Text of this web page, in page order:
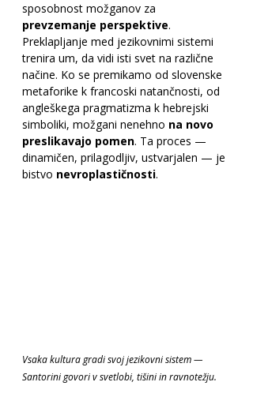
sposobnost možganov za
prevzemanje perspektive.
Preklapljanje med jezikovnimi sistemi
trenira um, da vidi isti svet na različne
načine. Ko se premikamo od slovenske
metaforike k francoski natančnosti, od
angleškega pragmatizma k hebrejski
simboliki, možgani nenehno na novo
preslikavajo pomen. Ta proces —
dinamičen, prilagodljiv, ustvarjalen — je
bistvo nevroplastičnosti.
Vsaka kultura gradi svoj jezikovni sistem —
Santorini govori v svetlobi, tišini in ravnotežju.